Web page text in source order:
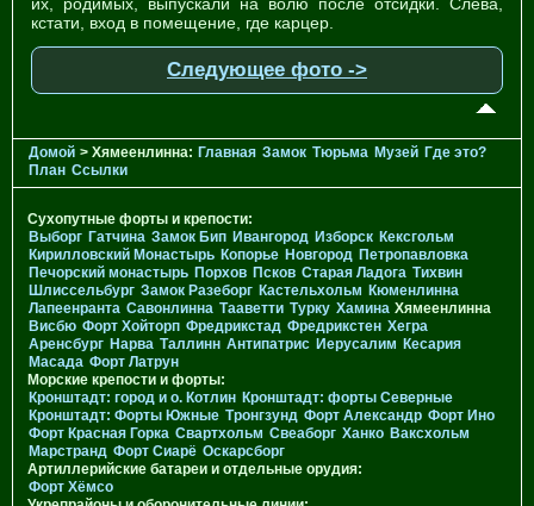
кстати, вход в помещение, где карцер.
Следующее фото ->
Домой > Хямеенлинна: Главная Замок Тюрьма Музей Где это?
План Ссылки
Сухопутные форты и крепости:
Выборг Гатчина Замок Бип Ивангород Изборск Кексгольм
Кирилловский Монастырь Копорье Новгород Петропавловка
Печорcкий монастырь Порхов Псков Старая Ладога Тихвин
Шлиссельбург Замок Разеборг Кастельхольм Кюменлинна
Лапеенранта Савонлинна Тааветти Турку Хамина Хямеенлинна
Висбю Форт Хойторп Фредрикстад Фредрикстен Хегра
Аренсбург Нарва Таллинн Антипатрис Иерусалим Кесария
Масада Форт Латрун
Морские крепости и форты:
Кронштадт: город и о. Котлин Кронштадт: форты Северные
Кронштадт: Форты Южные Тронгзунд Форт Александр Форт Ино
Форт Красная Горка Свартхольм Свеаборг Ханко Ваксхольм
Марстранд Форт Сиарё Оскарсборг
Артиллерийские батареи и отдельные орудия:
Форт Хёмсо